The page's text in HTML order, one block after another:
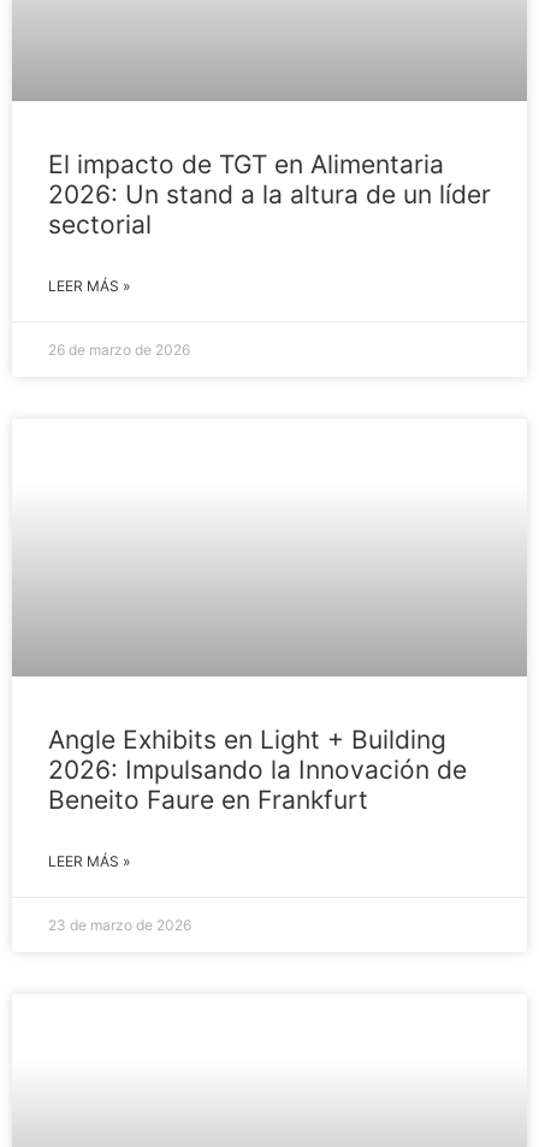
El impacto de TGT en Alimentaria
2026: Un stand a la altura de un líder
sectorial
LEER MÁS »
26 de marzo de 2026
Angle Exhibits en Light + Building
2026: Impulsando la Innovación de
Beneito Faure en Frankfurt
LEER MÁS »
23 de marzo de 2026